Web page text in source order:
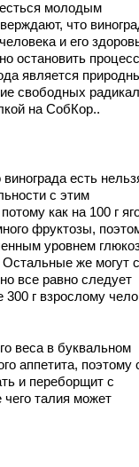
молодым
что
и его
остановить процесс
является
свободных
на СобКор..
есть
с этим
как на 100 г
фруктозы,
уровнем
же могут
все равно следует
г взрослому
веса в буквальном
аппетита, поэтому
и переборщит с
талия может